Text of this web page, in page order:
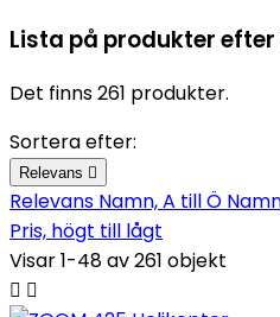
Lista på produkter
Det finns 261 produkter.
Sortera efter:
Relevans 
Relevans Namn, A till Ö
Pris, högt till lågt
Visar 1-48 av 261 objekt
 